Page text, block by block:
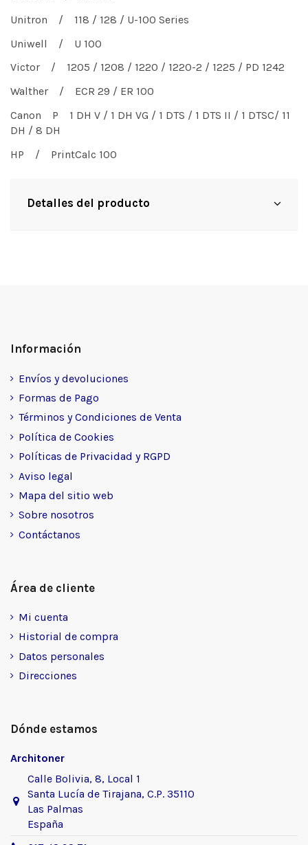
Unitron / 118 / 128 / U-100 Series
Uniwell / U 100
Victor / 1205 / 1208 / 1220 / 1220-2 / 1225 / PD 1242
Walther / ECR 29 / ER 100
Canon P 1 DH V / 1 DH VG / 1 DTS / 1 DTS II / 1 DTSC/ 11
DH / 8 DH
HP / PrintCalc 100
Detalles del producto
Información
Envíos y devoluciones
Formas de Pago
Términos y Condiciones de Venta
Política de Cookies
Políticas de Privacidad y RGPD
Aviso legal
Mapa del sitio web
Sobre nosotros
Contáctanos
Área de cliente
Mi cuenta
Historial de compra
Datos personales
Direcciones
Dónde estamos
Architoner
Calle Bolivia, 8, Local 1
Santa Lucía de Tirajana, C.P. 35110
Las Palmas
España